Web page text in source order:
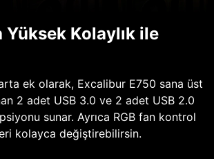
Yüksek Kolaylık ile
ek olarak, Excalibur E750 sana üst
2 adet USB 3.0 ve 2 adet USB 2.0
sunar. Ayrıca RGB fan kontrol
kolayca değiştirebilirsin.